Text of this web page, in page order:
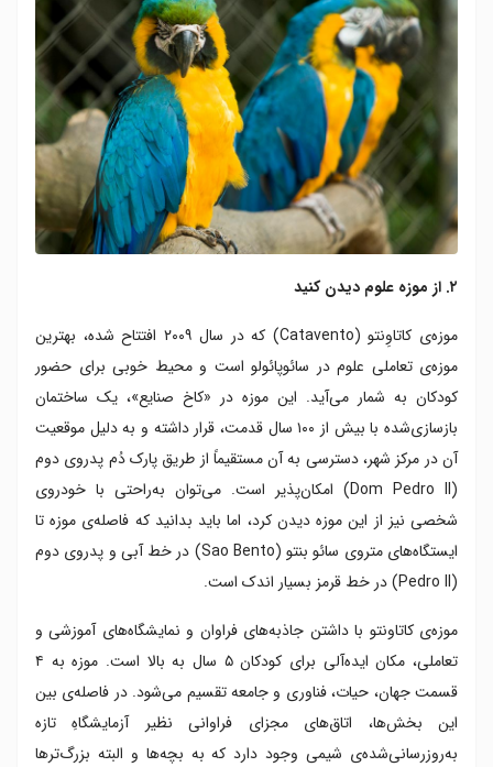
۲. از موزه علوم دیدن کنید
موزه‌ی کاتاوِنتو (Catavento) که در سال ۲۰۰۹ افتتاح شده، بهترین
موزه‌ی تعاملی علوم در سائوپائولو است و محیط خوبی برای حضور
کودکان به شمار می‌آید. این موزه در «کاخ صنایع»، یک ساختمان
بازسازی‌شده با بیش از ۱۰۰ سال قدمت، قرار داشته و به دلیل موقعیت
آن در مرکز شهر، دسترسی به آن مستقیماً از طریق پارک دُم پدروی دوم
(Dom Pedro II) امکان‌پذیر است. می‌توان به‌راحتی با خودروی
شخصی نیز از این موزه دیدن کرد، اما باید بدانید که فاصله‌ی موزه تا
ایستگاه‌های متروی سائو بنتو (Sao Bento) در خط آبی و پدروی دوم
(Pedro II) در خط قرمز بسیار اندک است.
موزه‌ی کاتاونتو با داشتن جاذبه‌های فراوان و نمایشگاه‌های آموزشی و
تعاملی، مکان ایده‌آلی برای کودکان ۵ سال به بالا است. موزه به ۴
قسمت جهان، حیات، فناوری و جامعه تقسیم می‌شود. در فاصله‌ی بین
این بخش‌ها، اتاق‌های مجزای فراوانی نظیر آزمایشگاهِ تازه
به‌روزرسانی‌شده‌ی شیمی وجود دارد که به بچه‌ها و البته بزرگ‌ترها